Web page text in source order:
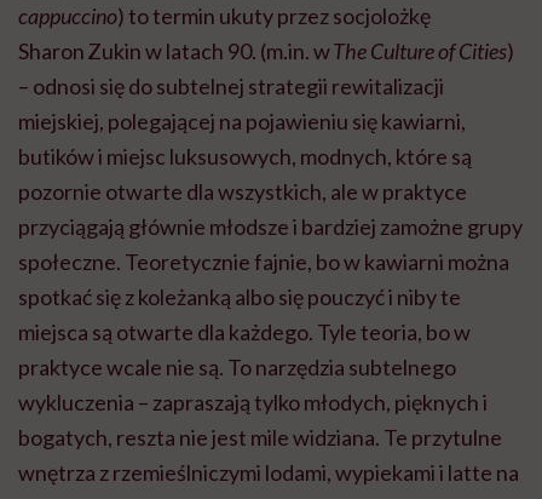
cappuccino) to termin ukuty przez socjolożkę
Sharon Zukin w latach 90. (m.in. wThe Culture of Cities)
– odnosi się do subtelnej strategii rewitalizacji
miejskiej, polegającej na pojawieniu się kawiarni,
butików i miejsc luksusowych, modnych, które są
pozornie otwarte dla wszystkich, ale w praktyce
przyciągają głównie młodsze i bardziej zamożne grupy
społeczne. Teoretycznie fajnie, bo w kawiarni można
spotkać się z koleżanką albo się pouczyć i niby te
miejsca są otwarte dla każdego. Tyle teoria, bo w
praktyce wcale nie są. To narzędzia subtelnego
wykluczenia – zapraszają tylko młodych, pięknych i
bogatych, reszta nie jest mile widziana. Te przytulne
wnętrza z rzemieślniczymi lodami, wypiekami i latte na